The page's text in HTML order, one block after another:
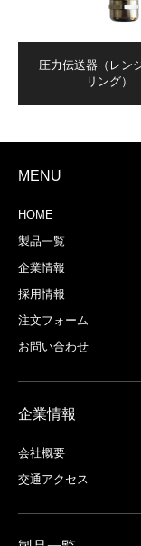
圧力伝送器（レン
リング）
MENU
HOME
製品一覧
企業情報
採用情報
注文フォーム
お問い合わせ
企業情報
会社概要
交通アクセス